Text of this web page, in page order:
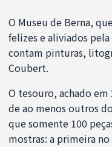
O Museu de Berna,
felizes e aliviados
contam pinturas,
Coubert.
O tesouro, achado
de ao menos outros
que somente 100
mostras: a primeira